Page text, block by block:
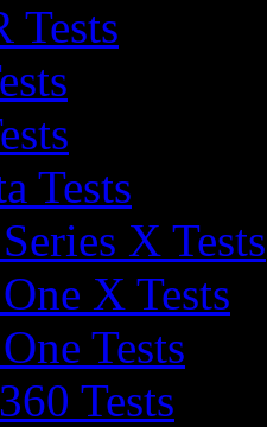
Tests
Tests
X Tests
X Tests
Tests
Tests